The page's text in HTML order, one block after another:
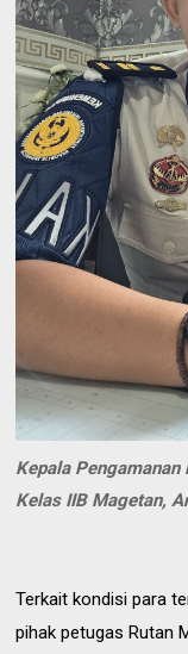
Kepala
Kelas IIB Magetan,
Terkait kondisi para
pihak petugas Rutan